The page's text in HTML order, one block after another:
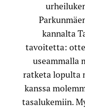
kannalta
tavoitetta:
useammalla
ratketa lopulta
kanssa
tasalukemiin.